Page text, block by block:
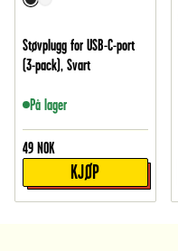
Støvplugg for USB-C-port
(3-pack), Svart
På lager
49 NOK
KJØP